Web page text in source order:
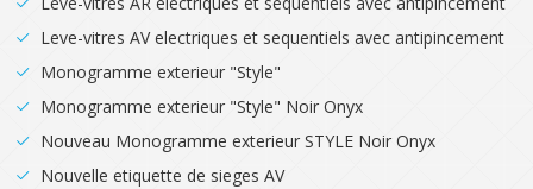
Leve-vitres AV electriques et sequentiels avec antipincement
Monogramme exterieur "Style"
Monogramme exterieur "Style" Noir Onyx
Nouveau Monogramme exterieur STYLE Noir Onyx
Nouvelle etiquette de sieges AV